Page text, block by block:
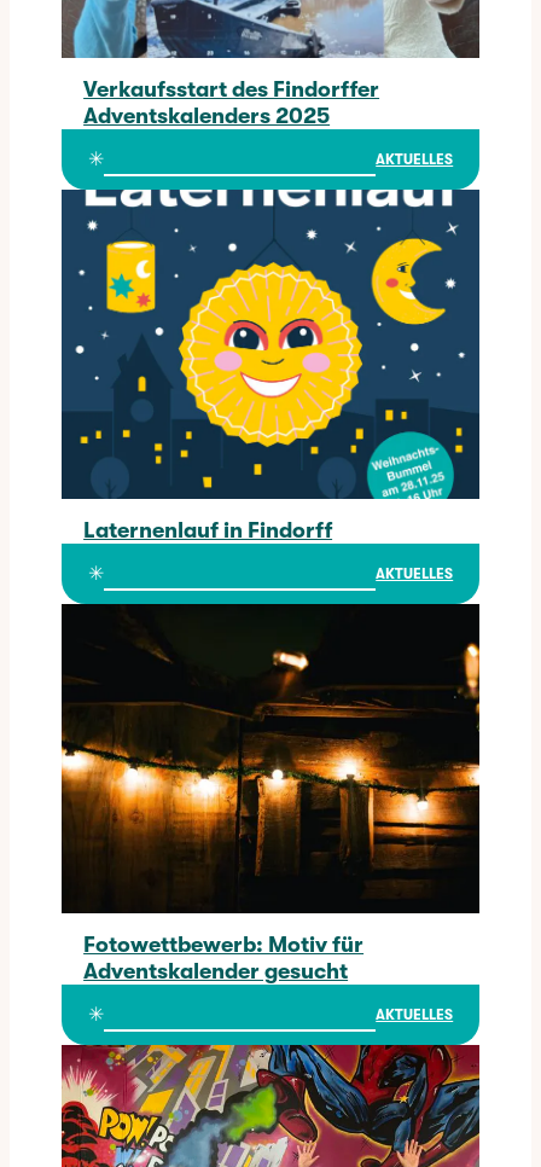
Verkaufsstart des Findorffer
Adventskalenders 2025
Verkaufsstart des Findorffer Adventskalenders 2025
✳︎
AKTUELLES
Laternenlauf in Findorff
Laternenlauf in Findorff
✳︎
AKTUELLES
Fotowettbewerb: Motiv für
Adventskalender gesucht
Fotowettbewerb: Motiv für Adventskalender gesucht
✳︎
AKTUELLES